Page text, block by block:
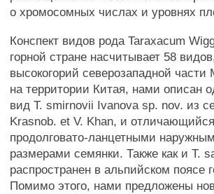
о хромосомных числах и уровнях
Конспект видов рода Taraxacum
горной стране насчитывает 58
высокогорий северозападной
на территории Китая, нами
вид Т. smirnovii Ivanova sp. nov. из
Krasnob. et V. Khan, и
продолговато-ланцетными
размерами семянки. Также как и Т.
распространен в альпийском поясе
Помимо этого, нами предложены